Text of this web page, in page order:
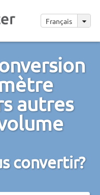
Français
autres
convertir?